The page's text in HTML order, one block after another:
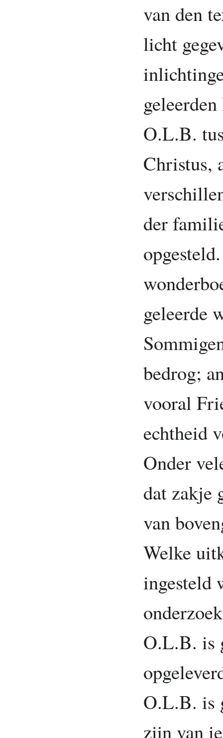
van den
licht
O.L.B.
Christus,
der
geleerde
bedrog;
vooral
echtheid
Onder
dat zakje
van
Welke
ingesteld
O.L.B. is
O.L.B. is
zijn van